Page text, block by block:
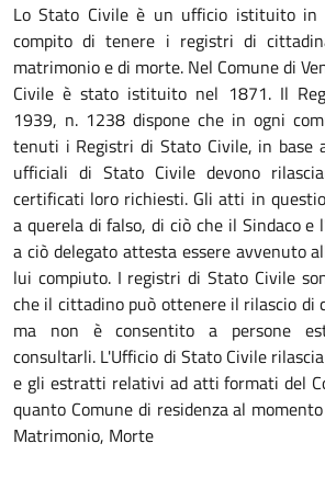
Lo Stato Civile è un ufficio istituito in
compito di tenere i registri di
matrimonio e di morte. Nel Comune di
Civile è stato istituito nel 1871. Il
1939, n. 1238 dispone che in ogni
tenuti i Registri di Stato Civile, in base
ufficiali di Stato Civile devono
certificati loro richiesti. Gli atti in
a querela di falso, di ciò che il Sindaco e
a ciò delegato attesta essere avvenuto
lui compiuto. I registri di Stato Civile
che il cittadino può ottenere il rilascio
ma non è consentito a persone
consultarli. L'Ufficio di Stato Civile
e gli estratti relativi ad atti formati del
quanto Comune di residenza al
Matrimonio, Morte